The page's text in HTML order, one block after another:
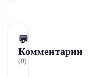
💬
Комментарии
(0)